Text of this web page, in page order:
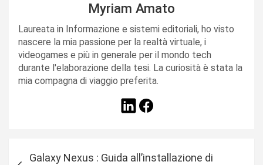
Myriam Amato
Laureata in Informazione e sistemi editoriali, ho visto
nascere la mia passione per la realtà virtuale, i
videogames e più in generale per il mondo tech
durante l'elaborazione della tesi. La curiosità è stata la
mia compagna di viaggio preferita.
Galaxy Nexus : Guida all’installazione di